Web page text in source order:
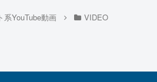
系YouTube動画
VIDEO